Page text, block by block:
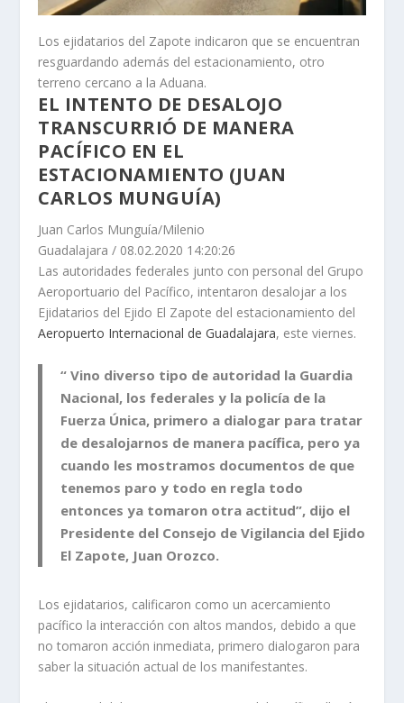
Los ejidatarios del Zapote indicaron que se encuentran
resguardando además del estacionamiento, otro
terreno cercano a la Aduana.
EL INTENTO DE DESALOJO
TRANSCURRIÓ DE MANERA
PACÍFICO EN EL
ESTACIONAMIENTO (JUAN
CARLOS MUNGUÍA)
Juan Carlos Munguía/Milenio
Guadalajara / 08.02.2020 14:20:26
Las autoridades federales junto con personal del Grupo
Aeroportuario del Pacífico, intentaron desalojar a los
Ejidatarios del Ejido El Zapote del estacionamiento del
Aeropuerto Internacional de Guadalajara, este viernes.
“ Vino diverso tipo de autoridad la Guardia
Nacional, los federales y la policía de la
Fuerza Única, primero a dialogar para tratar
de desalojarnos de manera pacífica, pero ya
cuando les mostramos documentos de que
tenemos paro y todo en regla todo
entonces ya tomaron otra actitud”, dijo el
Presidente del Consejo de Vigilancia del Ejido
El Zapote, Juan Orozco.
Los ejidatarios, calificaron como un acercamiento
pacífico la interacción con altos mandos, debido a que
no tomaron acción inmediata, primero dialogaron para
saber la situación actual de los manifestantes.